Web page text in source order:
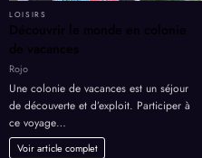
LOISIRS
Découvrir le monde en colonie
de vacances
Rojo
Une colonie de vacances est un séjour
de découverte et d’exploit. Participer à
ce voyage…
Voir article complet